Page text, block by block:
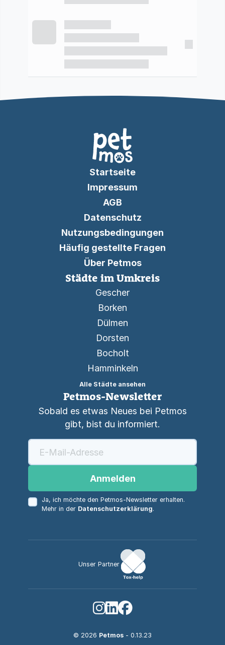
Startseite
Impressum
AGB
Datenschutz
Nutzungsbedingungen
Häufig gestellte Fragen
Über Petmos
Städte im Umkreis
Gescher
Borken
Dülmen
Dorsten
Bocholt
Hamminkeln
Alle Städte ansehen
Petmos-Newsletter
Sobald es etwas Neues bei Petmos
gibt, bist du informiert.
Anmelden
Ja, ich möchte den Petmos-Newsletter erhalten.
Mehr in der Datenschutzerklärung.
Unser Partner
© 2026 Petmos - 0.13.23